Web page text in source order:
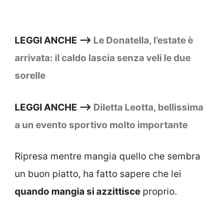
LEGGI ANCHE –> Le Donatella, l’estate è
arrivata: il caldo lascia senza veli le due
sorelle
LEGGI ANCHE –> Diletta Leotta, bellissima
a un evento sportivo molto importante
Ripresa mentre mangia quello che sembra
un buon piatto, ha fatto sapere che lei
quando mangia si azzittisce proprio.